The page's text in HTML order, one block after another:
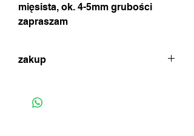
mięsista, ok. 4-5mm grubości
zapraszam
zakup
strony) lub formularz zamówienia w celu